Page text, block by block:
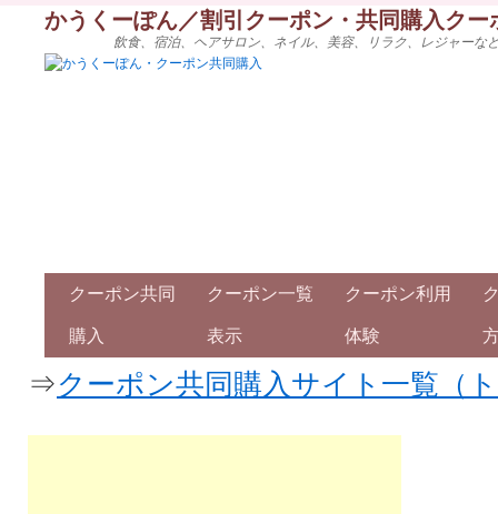
かうくーぽん／割引クーポン・共同購入ク
飲食、宿泊、ヘアサロン、ネイル、美容、リラク、レジャー
クーポン共同
購入
クーポン一覧
表示
クーポン利用
体験
⇒クーポン共同購入サイト一覧（